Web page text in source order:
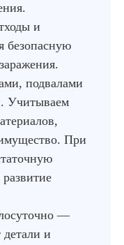
и
безопасную
подвалами
Учитываем
При
—
и